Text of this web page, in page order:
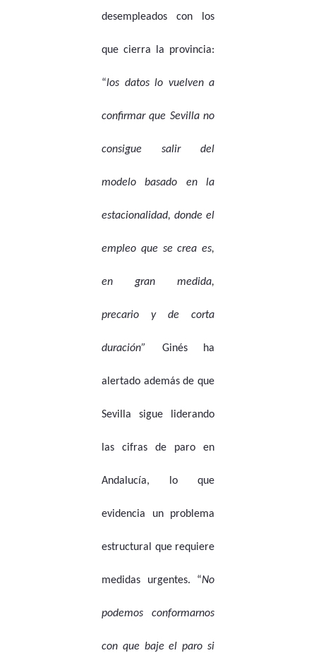
desempleados con los
que cierra la provincia:
“los datos lo vuelven a
confirmar que Sevilla no
consigue salir del
modelo basado en la
estacionalidad, donde el
empleo que se crea es,
en gran medida,
precario y de corta
duración” Ginés ha
alertado además de que
Sevilla sigue liderando
las cifras de paro en
Andalucía, lo que
evidencia un problema
estructural que requiere
medidas urgentes. “No
podemos conformarnos
con que baje el paro si